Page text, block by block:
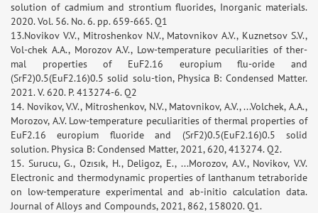
solution of cadmium and strontium fluorides, Inorganic materials.
2020. Vol. 56. No. 6. pp. 659-665. Q1
13.Novikov V.V., Mitroshenkov N.V., Matovnikov A.V., Kuznetsov S.V.,
Vol-chek A.A., Morozov A.V., Low-temperature peculiarities of ther-
mal properties of EuF2.16 europium flu-oride and
(SrF2)0.5(EuF2.16)0.5 solid solu-tion, Physica B: Condensed Matter.
2021. V. 620. P. 413274-6. Q2
14. Novikov, V.V., Mitroshenkov, N.V., Matovnikov, A.V., ...Volchek, A.A.,
Morozov, A.V. Low-temperature peculiarities of thermal properties of
EuF2.16 europium fluoride and (SrF2)0.5(EuF2.16)0.5 solid
solution. Physica B: Condensed Matter, 2021, 620, 413274. Q2.
15. Surucu, G., Ozısık, H., Deligoz, E., ...Morozov, A.V., Novikov, V.V.
Electronic and thermodynamic properties of lanthanum tetraboride
on low-temperature experimental and ab-initio calculation data.
Journal of Alloys and Compounds, 2021, 862, 158020. Q1.